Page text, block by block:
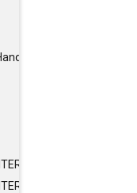
CONTENT,
CONTENT,